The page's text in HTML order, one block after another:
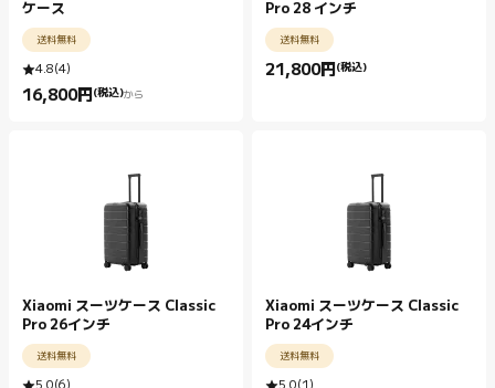
ケース
送料無料
4.8(4)
16,800円 (税込)
Current Price 円16800.00
から
Pro 28 インチ
送料無料
21,800円 (税込)
Current Price 円21800.00
Xiaomi スーツケース Classic
Pro 26インチ
送料無料
5.0(6)
Xiaomi スーツケース Classic
Pro 24インチ
送料無料
5.0(1)